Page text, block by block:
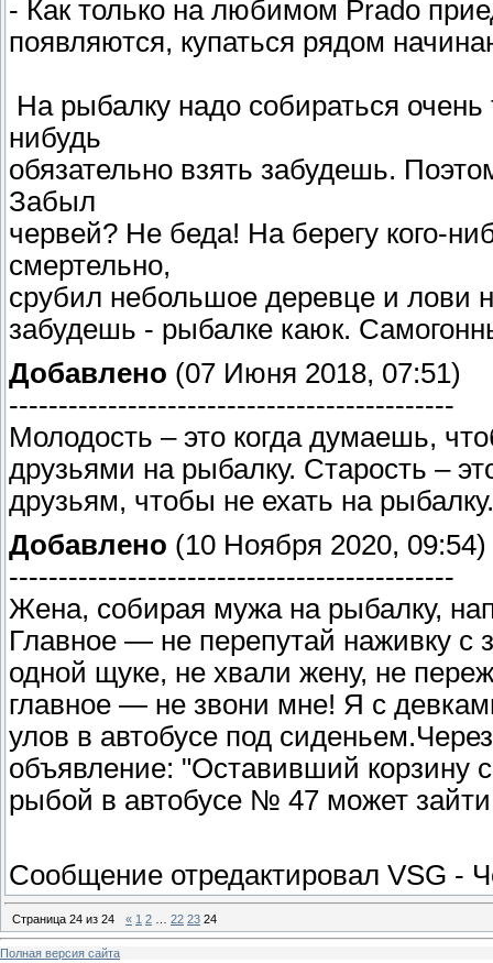
- Как только на любимом Prado
появляются, купаться рядом
На рыбалку надо собираться
нибудь
обязательно взять забудешь.
Забыл
червей? Не беда! На берегу кого-
смертельно,
срубил небольшое деревце и лови
забудешь - рыбалке каюк.
Добавлено (07 Июня 2018, 07:51)
---------------------------------------------
Молодость – это когда думаешь,
друзьями на рыбалку. Старость –
друзьям, чтобы не ехать на рыбалку.
Добавлено (10 Ноября 2020, 09:54)
---------------------------------------------
Жена, собирая мужа на рыбалку,
Главное — не перепутай наживку с
одной щуке, не хвали жену, не
главное — не звони мне! Я с
улов в автобусе под
объявление: "Оставивший корзину с
рыбой в автобусе № 47 может зайти
Сообщение отредактировал VSG -
Страница 24 из 24 « 1 2 22 23 24
Полная версия сайта